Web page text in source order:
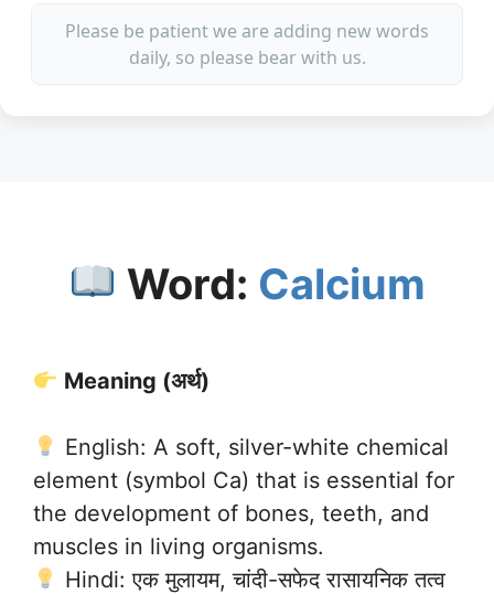
Please be patient we are adding new words
daily, so please bear with us.
Word: Calcium
Meaning (अर्थ)
English: A soft, silver-white chemical
element (symbol Ca) that is essential for
the development of bones, teeth, and
muscles in living organisms.
Hindi: एक मुलायम, चांदी-सफेद रासायनिक तत्व